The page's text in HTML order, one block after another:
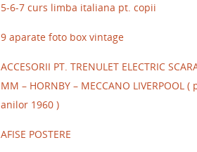
5-6-7 curs limba italiana pt. copii
9 aparate foto box vintage
ACCESORII PT. TRENULET ELECTRIC
MM – HORNBY – MECCANO LIVERPOOL (
anilor 1960 )
AFISE POSTERE